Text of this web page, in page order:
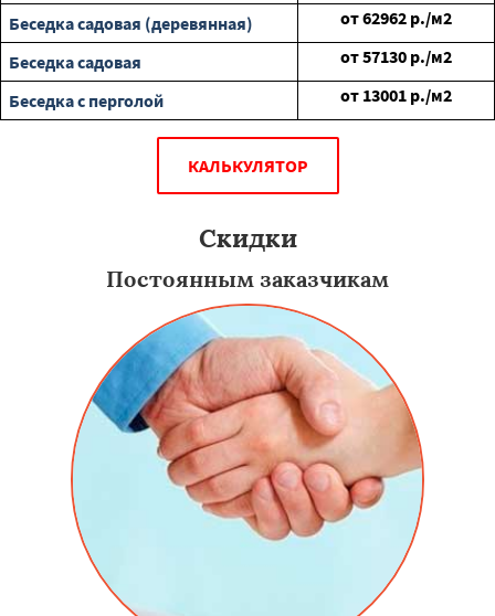
Беседка садовая (деревянная)
от62962 р./м2
Беседка садовая
от57130 р./м2
Беседка с перголой
от 13001 р./м2
КАЛЬКУЛЯТОР
Скидки
Постоянным заказчикам